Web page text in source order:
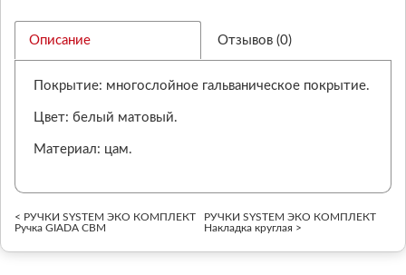
Описание Отзывов (0)
Покрытие: многослойное гальваническое покрытие.
Цвет: белый матовый.
Материал: цам.
< РУЧКИ SYSTEM ЭКО КОМПЛЕКТ
Ручка GIADA CBM
РУЧКИ SYSTEM ЭКО КОМПЛЕКТ
Накладка круглая >